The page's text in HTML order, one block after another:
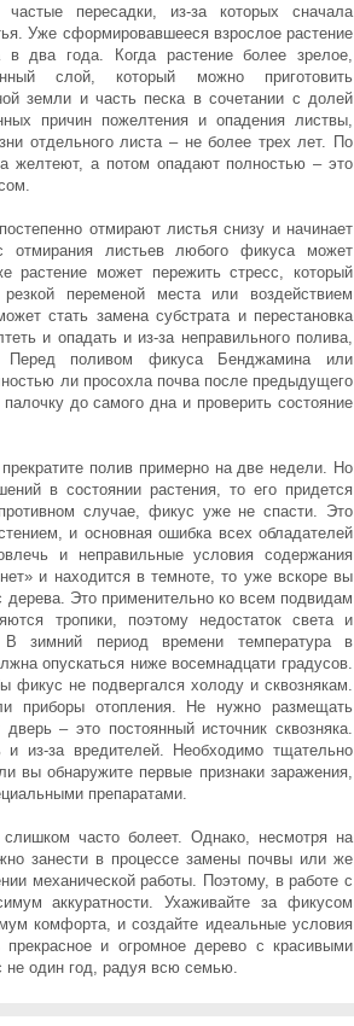
пересадки, из-за которых сначала
Уже сформировавшееся взрослое растение
два года. Когда растение более зрелое,
слой, который можно приготовить
земли и часть песка в сочетании с долей
причин пожелтения и опадения листвы,
отдельного листа – не более трех лет. По
желтеют, а потом опадают полностью – это
отмирают листья снизу и начинает
отмирания листьев любого фикуса может
растение может пережить стресс, который
переменой места или воздействием
стать замена субстрата и перестановка
и опадать и из-за неправильного полива,
Перед поливом фикуса Бенджамина или
ли просохла почва после предыдущего
до самого дна и проверить состояние
полив примерно на две недели. Но
в состоянии растения, то его придется
случае, фикус уже не спасти. Это
и основная ошибка всех обладателей
и неправильные условия содержания
и находится в темноте, то уже вскоре вы
дерева. Это применительно ко всем подвидам
тропики, поэтому недостаток света и
В зимний период времени температура в
опускаться ниже восемнадцати градусов.
не подвергался холоду и сквознякам.
приборы отопления. Не нужно размещать
– это постоянный источник сквозняка.
из-за вредителей. Необходимо тщательно
вы обнаружите первые признаки заражения,
препаратами.
часто болеет. Однако, несмотря на
занести в процессе замены почвы или же
механической работы. Поэтому, в работе с
аккуратности. Ухаживайте за фикусом
комфорта, и создайте идеальные условия
и огромное дерево с красивыми
не один год, радуя всю семью.